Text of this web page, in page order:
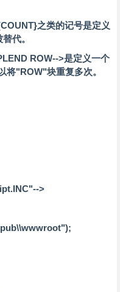
之类的记号是定义
代。
ROW-->是定义一个
将"ROW"块重复多次。
>